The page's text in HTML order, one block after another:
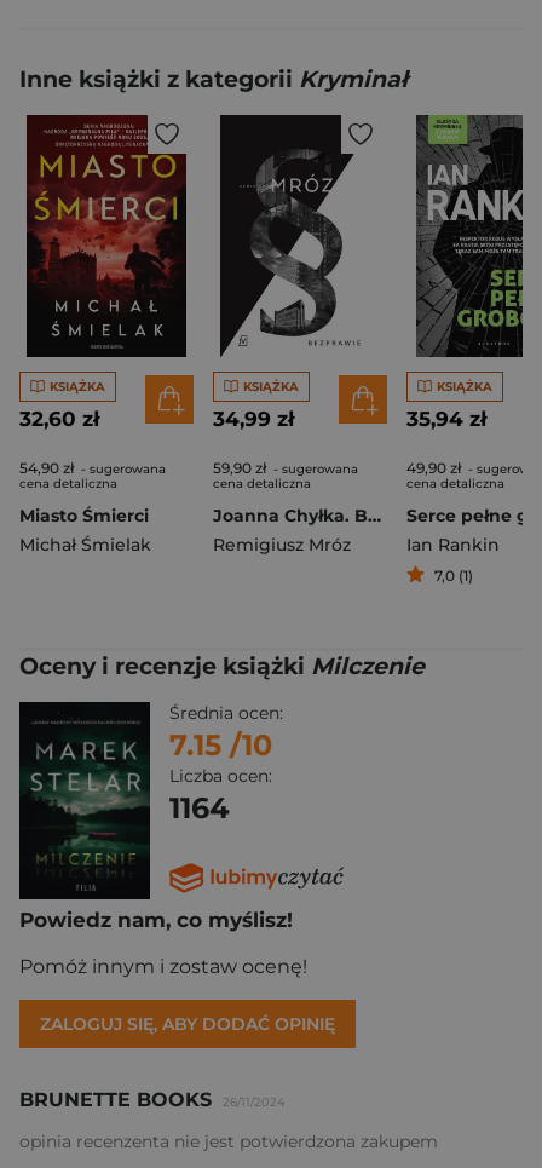
Inne książki z kategorii Kryminał
KSIĄŻKA
32,60 zł
54,90 zł - sugerowana
cena detaliczna
Miasto Śmierci
Michał Śmielak
KSIĄŻKA
34,99 zł
59,90 zł - sugerowana
cena detaliczna
Joanna Chyłka. Bezprawie. Wydanie specjalne
Remigiusz Mróz
KSIĄŻKA
35,94 zł
49,90 zł -
cena detaliczna
Ian Rankin
7,0 (1)
Oceny i recenzje książki Milczenie
Średnia ocen:
7.15 /10
Liczba ocen:
1164
Powiedz nam, co myślisz!
Pomóż innym i zostaw ocenę!
ZALOGUJ SIĘ, ABY DODAĆ OPINIĘ
BRUNETTE BOOKS 26/11/2024
opinia recenzenta nie jest potwierdzona zakupem